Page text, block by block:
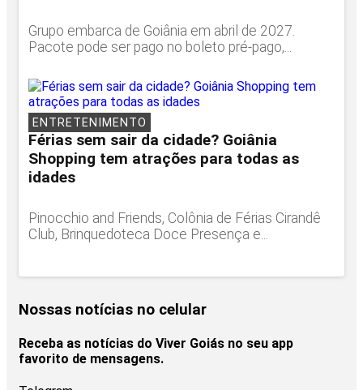
Grupo embarca de Goiânia em abril de 2027.
Pacote pode ser pago no boleto pré-pago,...
ENTRETENIMENTO
Férias sem sair da cidade? Goiânia
Shopping tem atrações para todas as
idades
Pinocchio and Friends, Colônia de Férias Cirandê
Club, Brinquedoteca Doce Presença e...
Nossas notícias no celular
Receba as notícias do Viver Goiás no seu app
favorito de mensagens.